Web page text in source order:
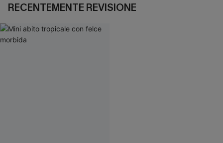
RECENTEMENTE REVISIONE